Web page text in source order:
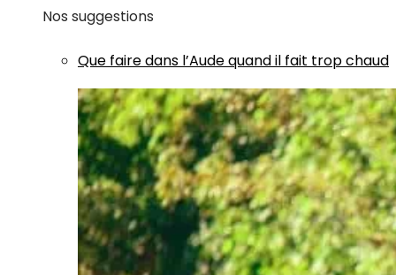
Nos suggestions
Que faire dans l’Aude quand il fait trop chaud